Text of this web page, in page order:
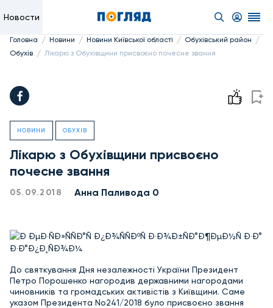
Новости
Головна / Новини / Новини Київської області / Обухівський район /
Обухів / Лікарю з Обухівщини присвоєно почесне звання
НОВИНИ ОБУХІВ
Лікарю з Обухівщини присвоєно
почесне звання
05.09.2018 Анна Паливода 0
До святкування Дня незалежності України Президент
Петро Порошенко нагородив державними нагородами
чиновників та громадських активістів з Київщини. Саме
указом Президента No241/2018 було присвоєно звання